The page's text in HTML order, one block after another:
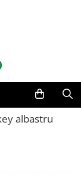
albastru